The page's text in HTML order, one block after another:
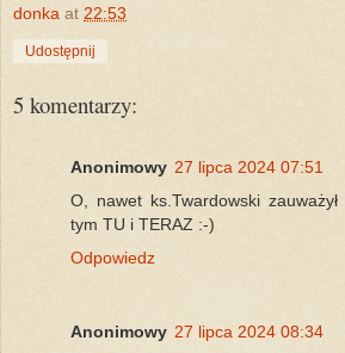
donka at 22:53
Udostępnij
5 komentarzy:
Anonimowy 27 lipca 2024 07:51
O, nawet ks.Twardowski
tym TU i TERAZ :-)
Odpowiedz
Anonimowy 27 lipca 2024 08:34